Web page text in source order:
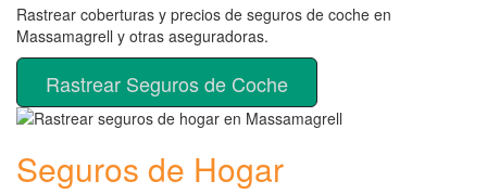
Rastrear coberturas y precios de seguros de coche en
Massamagrell y otras aseguradoras.
Rastrear Seguros de Coche
Seguros de Hogar